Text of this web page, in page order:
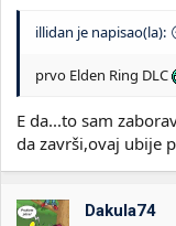
illidan je napisao(la):
prvo Elden Ring DLC
E da...to sam
da završi,ovaj ubije
Dakula74